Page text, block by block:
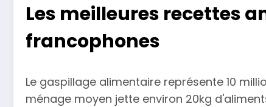
Les meilleures recettes
francophones
Le gaspillage alimentaire représente 10
ménage moyen jette environ 20kg